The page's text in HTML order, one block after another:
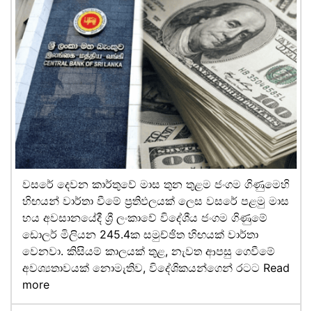
වසරේ දෙවන කාර්තුවේ මාස තුන තුළම ජංගම ගිණුමෙහි
හිඟයන් වාර්තා වීමේ ප්‍රතිඵලයක් ලෙස වසරේ පළමු මාස
හය අවසානයේදී ශ්‍රී ලංකාවේ විදේශීය ජංගම ගිණුමේ
ඩොලර් මිලියන 245.4ක සමුච්ඡිත හිඟයක් වාර්තා
වෙනවා. කිසියම් කාලයක් තුළ, නැවත ආපසු ගෙවීමේ
අවශ්‍යතාවයක් නොමැතිව, විදේශිකයන්ගෙන් රටට Read
more